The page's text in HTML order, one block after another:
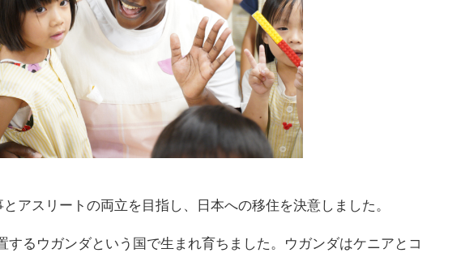
アスリートの両⽴を⽬指し、⽇本への移住を決意しました。
するウガンダという国で生まれ育ちました。ウガンダはケニアとコ